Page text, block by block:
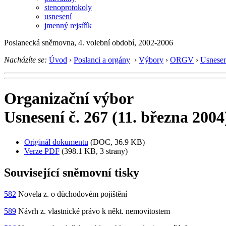
stenoprotokoly
usnesení
jmenný rejstřík
Poslanecká sněmovna, 4. volební období, 2002-2006
Nacházíte se: Úvod › Poslanci a orgány › Výbory › ORGV ›
Organizační výbor
Usnesení č. 267 (11. března
Originál dokumentu (DOC, 36.9 KB)
Verze PDF (398.1 KB, 3 strany)
Související sněmovní tisky
582 Novela z. o důchodovém pojištění
589 Návrh z. vlastnické právo k někt. nemovitostem